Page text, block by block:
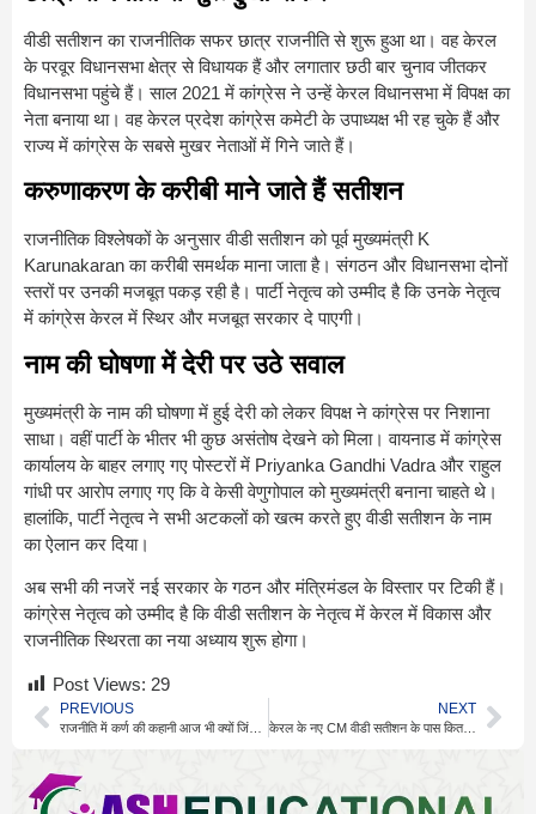
वीडी सतीशन का राजनीतिक सफर छात्र राजनीति से शुरू हुआ था। वह केरल
के परवूर विधानसभा क्षेत्र से विधायक हैं और लगातार छठी बार चुनाव जीतकर
विधानसभा पहुंचे हैं। साल 2021 में कांग्रेस ने उन्हें केरल विधानसभा में विपक्ष का
नेता बनाया था। वह केरल प्रदेश कांग्रेस कमेटी के उपाध्यक्ष भी रह चुके हैं और
राज्य में कांग्रेस के सबसे मुखर नेताओं में गिने जाते हैं।
करुणाकरण के करीबी माने जाते हैं सतीशन
राजनीतिक विश्लेषकों के अनुसार वीडी सतीशन को पूर्व मुख्यमंत्री K
Karunakaranका करीबी समर्थक माना जाता है। संगठन और विधानसभा दोनों
स्तरों पर उनकी मजबूत पकड़ रही है। पार्टी नेतृत्व को उम्मीद है कि उनके नेतृत्व
में कांग्रेस केरल में स्थिर और मजबूत सरकार दे पाएगी।
नाम की घोषणा में देरी पर उठे सवाल
मुख्यमंत्री के नाम की घोषणा में हुई देरी को लेकर विपक्ष ने कांग्रेस पर निशाना
साधा। वहीं पार्टी के भीतर भी कुछ असंतोष देखने को मिला। वायनाड में कांग्रेस
कार्यालय के बाहर लगाए गए पोस्टरों में Priyanka Gandhi Vadra और राहुल
गांधी पर आरोप लगाए गए कि वे केसी वेणुगोपाल को मुख्यमंत्री बनाना चाहते थे।
हालांकि, पार्टी नेतृत्व ने सभी अटकलों को खत्म करते हुए वीडी सतीशन के नाम
का ऐलान कर दिया।
अब सभी की नजरें नई सरकार के गठन और मंत्रिमंडल के विस्तार पर टिकी हैं।
कांग्रेस नेतृत्व को उम्मीद है कि वीडी सतीशन के नेतृत्व में केरल में विकास और
राजनीतिक स्थिरता का नया अध्याय शुरू होगा।
Post Views: 29
PREVIOUS NEXT
केरल के नए CM वीडी सतीशन के पास कितनी संपत्ति?